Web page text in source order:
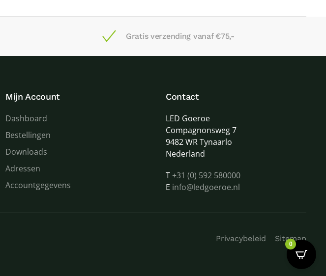
Gratis verzending vanaf €75,-
Mijn Account
Dashboard
Bestellingen
Downloads
Adressen
Accountgegevens
Contact
LED Goeroe
Compagnonsweg 7
9482 WR Tynaarlo
Nederland
T+31 (0) 592 580000
E info@ledgoeroe.nl
Privacybeleid Sitemap
0